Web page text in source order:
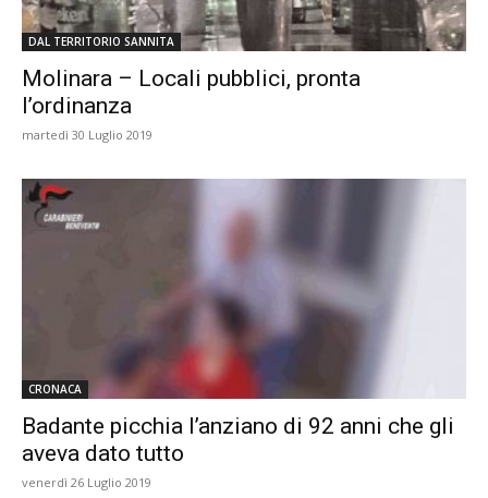
DAL TERRITORIO SANNITA
Molinara – Locali pubblici, pronta
l’ordinanza
martedì 30 Luglio 2019
CRONACA
Badante picchia l’anziano di 92 anni che gli
aveva dato tutto
venerdì 26 Luglio 2019